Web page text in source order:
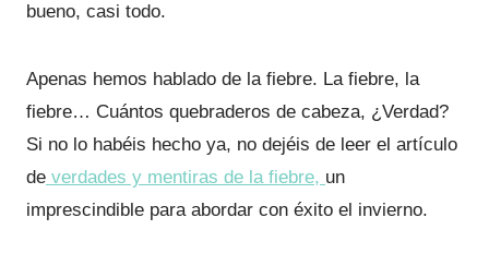
bueno, casi todo.
Apenas hemos hablado de la fiebre. La fiebre, la
fiebre… Cuántos quebraderos de cabeza, ¿Verdad?
Si no lo habéis hecho ya, no dejéis de leer el artículo
de verdades y mentiras de la fiebre, un
imprescindible para abordar con éxito el invierno.